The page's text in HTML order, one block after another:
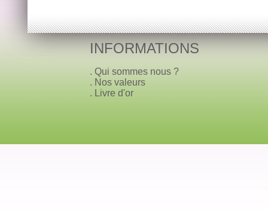
INFORMATIONS
. Qui sommes nous ?
. Nos valeurs
. Livre d'or